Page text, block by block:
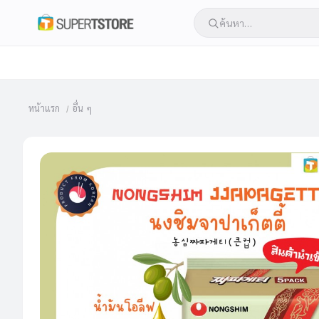
หน้าแรก อื่น ๆ